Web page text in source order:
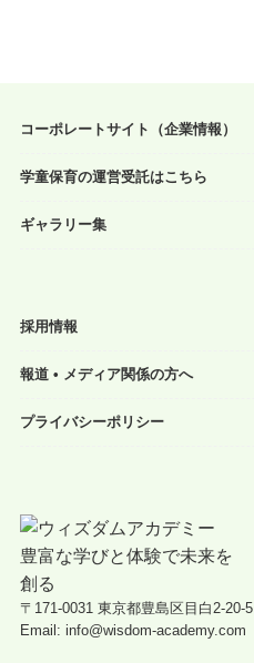
コーポレートサイト（企業情報）
学童保育の運営受託はこちら
ギャラリー集
採用情報
報道 • メディア関係の方へ
プライバシーポリシー
〒171-0031 東京都豊島区目白2-20-5
Email: info@wisdom-academy.com